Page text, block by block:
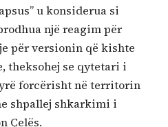
u konsiderua si
një reagim për
për versionin që kishte
theksohej se qytetari i
forcërisht në territorin
shpallej shkarkimi i
Çelës.